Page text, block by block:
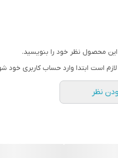
این محصول نظر خود را بنویسید.
است ابتدا وارد حساب کاربری خود
نظر